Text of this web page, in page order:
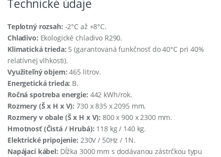
Technické údaje
Teplotný rozsah: -2°C až +8°C.
Chladivo: Ekologické chladivo R290.
Klimatická trieda: 5 (garantovaná funkčnosť do 40°C pri 40%
relatívnej vlhkosti).
Využiteľný objem: 465 litrov.
Energetická trieda: B.
Ročná spotreba energie: 442 kWh/rok.
Rozmery (Š x H x V): 730 x 835 x 2095 mm.
Rozmery v obale (Š x H x V): 800 x 900 x 2300 mm.
Hmotnosť (Čistá / Hrubá): 118 kg / 140 kg.
Elektrické pripojenie: 230V / 50Hz / 1N.
Napájací kábel: Dĺžka 3000 mm s dodávanou zástrčkou typu